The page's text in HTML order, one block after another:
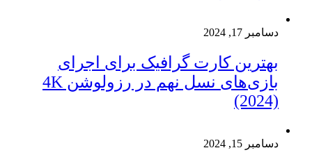
دسامبر 17, 2024
بهترین کارت گرافیک برای اجرای
بازی‌های نسل نهم در رزولوشن 4K
(2024)
دسامبر 15, 2024